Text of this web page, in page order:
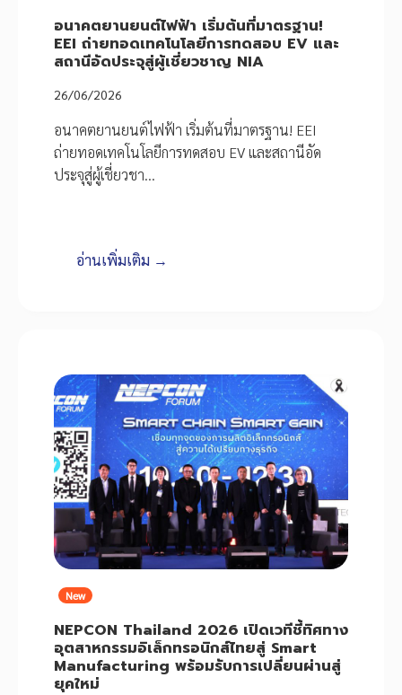
อนาคตยานยนต์ไฟฟ้า เริ่มต้นที่มาตรฐาน!
EEI ถ่ายทอดเทคโนโลยีการทดสอบ EV และ
สถานีอัดประจุสู่ผู้เชี่ยวชาญ NIA
26/06/2026
อนาคตยานยนต์ไฟฟ้า เริ่มต้นที่มาตรฐาน! EEI
ถ่ายทอดเทคโนโลยีการทดสอบ EV และสถานีอัด
ประจุสู่ผู้เชี่ยวชา…
อ่านเพิ่มเติม →
New
NEPCON Thailand 2026 เปิดเวทีชี้ทิศทาง
อุตสาหกรรมอิเล็กทรอนิกส์ไทยสู่ Smart
Manufacturing พร้อมรับการเปลี่ยนผ่านสู่
ยุคใหม่